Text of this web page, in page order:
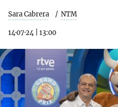
Sara Cabrera NTM
14·07·24 13:00